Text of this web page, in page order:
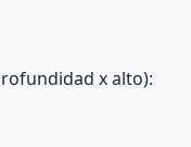
x alto):